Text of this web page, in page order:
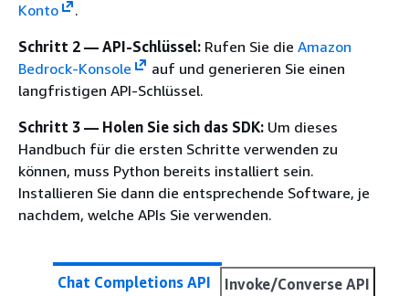
Konto
.
Schritt 2 — API-Schlüssel: Rufen Sie die Amazon
Bedrock-Konsole
auf und generieren Sie einen
langfristigen API-Schlüssel.
Schritt 3 — Holen Sie sich das SDK: Um dieses
Handbuch für die ersten Schritte verwenden zu
können, muss Python bereits installiert sein.
Installieren Sie dann die entsprechende Software, je
nachdem, welche APIs Sie verwenden.
Chat Completions API Invoke/Converse API